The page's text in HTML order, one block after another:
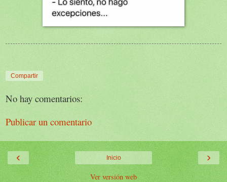
Compartir
No hay comentarios:
Publicar un comentario
‹ ›
Inicio
Ver versión web